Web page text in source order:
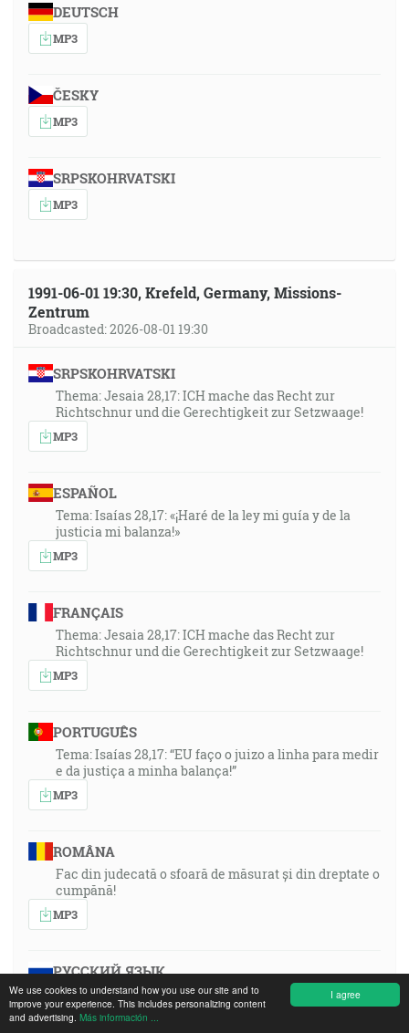
I agree
We use cookies to understand how you use our site and to
improve your experience. This includes personalizing content
and advertising. Más información ...
DEUTSCH
MP3
ČESKY
MP3
SRPSKOHRVATSKI
MP3
1991-06-01 19:30, Krefeld, Germany, Missions-
Zentrum
Broadcasted: 2026-08-01 19:30
SRPSKOHRVATSKI
Thema: Jesaia 28,17: ICH mache das Recht zur
Richtschnur und die Gerechtigkeit zur Setzwaage!
MP3
ESPAÑOL
Tema: Isaías 28,17: «¡Haré de la ley mi guía y de la
justicia mi balanza!»
MP3
FRANÇAIS
Thema: Jesaia 28,17: ICH mache das Recht zur
Richtschnur und die Gerechtigkeit zur Setzwaage!
MP3
PORTUGUÊS
Tema: Isaías 28,17: “EU faço o juizo a linha para medir
e da justiça a minha balança!”
MP3
ROMÂNA
Fac din judecată o sfoară de măsurat și din dreptate o
cumpănă!
MP3
РУССКИЙ ЯЗЫК
Thema: Jesaia 28,17: ICH mache das Recht zur
Richtschnur und die Gerechtigkeit zur Setzwaage!